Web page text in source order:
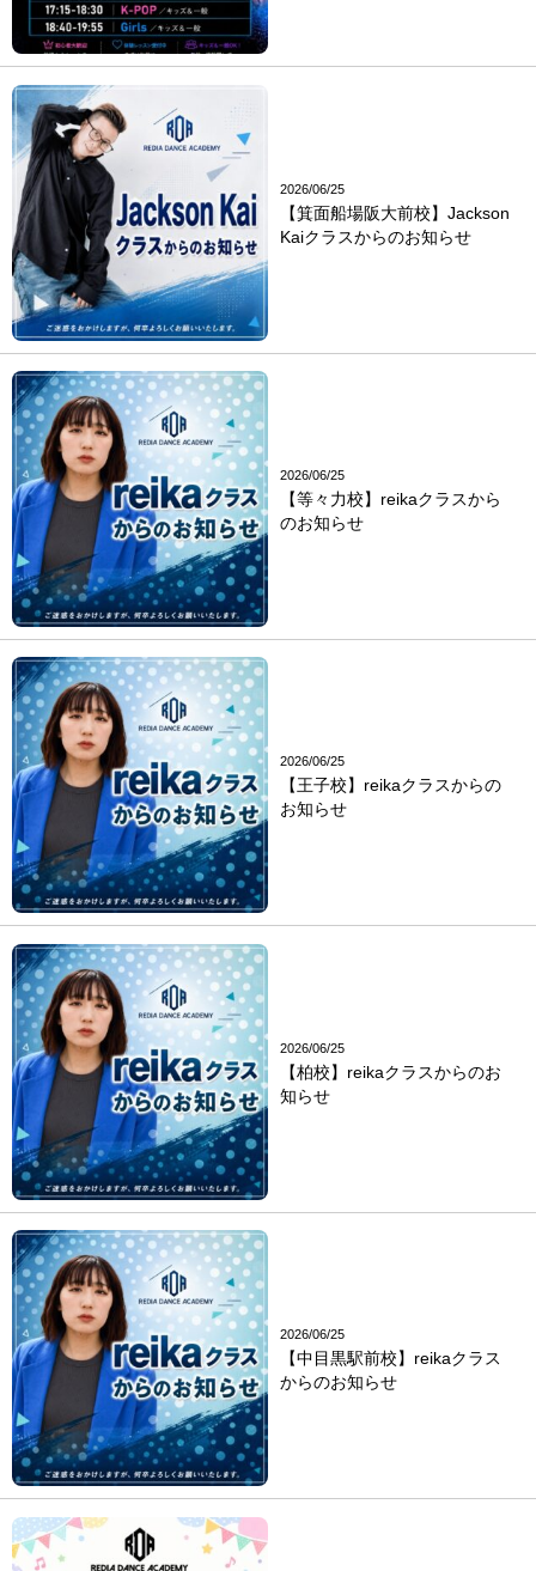
2026/06/25
【箕面船場阪大前校】Jackson
Kaiクラスからのお知らせ
2026/06/25
【等々力校】reikaクラスから
のお知らせ
2026/06/25
【王子校】reikaクラスからの
お知らせ
2026/06/25
【柏校】reikaクラスからのお
知らせ
2026/06/25
【中目黒駅前校】reikaクラス
からのお知らせ